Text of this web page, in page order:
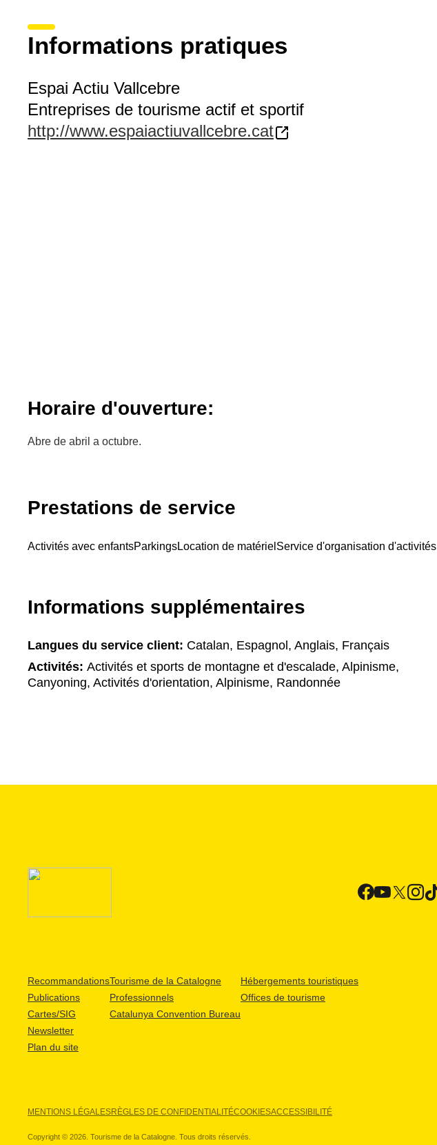
Informations pratiques
Espai Actiu Vallcebre
Entreprises de tourisme actif et sportif
http://www.espaiactiuvallcebre.cat
Horaire d'ouverture:
Abre de abril a octubre.
Prestations de service
Activités avec enfantsParkingsLocation de matériel Service d'organisation d'activités
Informations supplémentaires
Langues du service client: Catalan, Espagnol, Anglais, Français
Activités: Activités et sports de montagne et d'escalade, Alpinisme,
Canyoning, Activités d'orientation, Alpinisme, Randonnée
Recommandations
Publications
Cartes/SIG
Newsletter
Plan du site
Tourisme de la Catalogne
Professionnels
Catalunya Convention Bureau
Hébergements touristiques
Offices de tourisme
MENTIONS LÉGALESRÈGLES DE CONFIDENTIALITÉCOOKIESACCESSIBILITÉ
Copyright © 2026. Tourisme de la Catalogne. Tous droits réservés.